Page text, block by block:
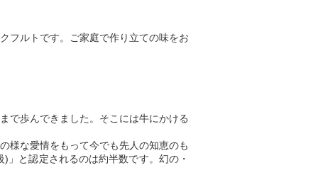
フルトです。ご家庭で作り立ての味をお
で歩んできました。そこには牛にかける
様な愛情をもって今でも先人の知恵のも
」と認定されるのは約半数です。幻の・